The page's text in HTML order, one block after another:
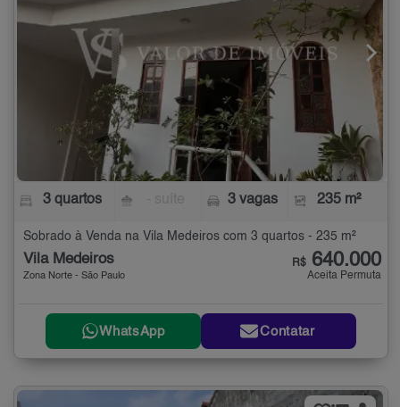
3 quartos 3 vagas 235 m²
Sobrado à Venda na Vila Medeiros com 3 quartos - 235 m²
Vila Medeiros
Zona Norte - São Paulo
R$ 640.000
Aceita Permuta
WhatsApp Contatar